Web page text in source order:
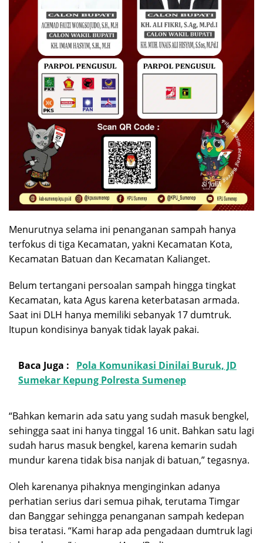
Menurutnya selama ini penanganan sampah hanya
terfokus di tiga Kecamatan, yakni Kecamatan Kota,
Kecamatan Batuan dan Kecamatan Kalianget.
Belum tertangani persoalan sampah hingga tingkat
Kecamatan, kata Agus karena keterbatasan armada.
Saat ini DLH hanya memiliki sebanyak 17 dumtruk.
Itupun kondisinya banyak tidak layak pakai.
Baca Juga :
Pola Komunikasi Dinilai Buruk, JD
Sumekar Kepung Polresta Sumenep
“Bahkan kemarin ada satu yang sudah masuk bengkel,
sehingga saat ini hanya tinggal 16 unit. Bahkan satu lagi
sudah harus masuk bengkel, karena kemarin sudah
mundur karena tidak bisa nanjak di batuan,” tegasnya.
Oleh karenanya pihaknya menginginkan adanya
perhatian serius dari semua pihak, terutama Timgar
dan Banggar sehingga penanganan sampah kedepan
bisa teratasi. “Kami harap ada pengadaan dumtruk lagi